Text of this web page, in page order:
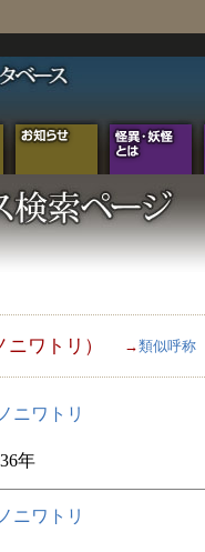
ニワトリ） →類似呼称
ニワトリ
年
ニワトリ